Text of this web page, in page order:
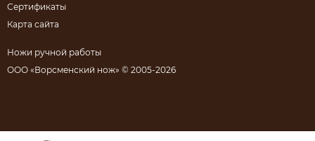
Сертификаты
Карта сайта
Ножи ручной работы
ООО «Ворсменский нож» © 2005-2026